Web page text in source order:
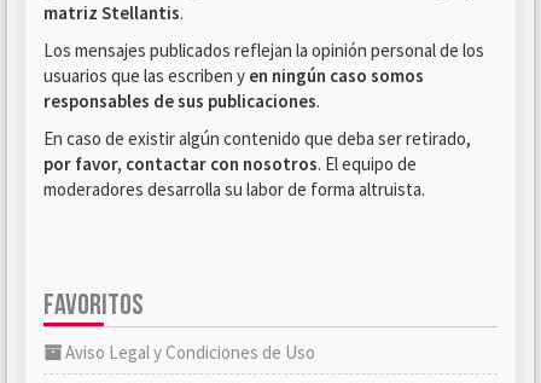
matriz Stellantis.
Los mensajes publicados reflejan la opinión personal de los
usuarios que las escriben y en ningún caso somos
responsables de sus publicaciones.
En caso de existir algún contenido que deba ser retirado,
por favor, contactar con nosotros. El equipo de
moderadores desarrolla su labor de forma altruista.
FAVORITOS
Aviso Legal y Condiciones de Uso